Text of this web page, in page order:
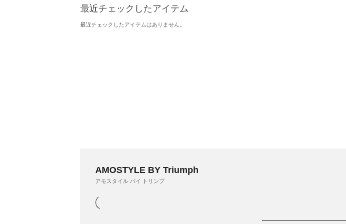
最近チェックしたアイテム
最近チェックしたアイテムはありません。
AMOSTYLE BY Triumph
アモスタイル バイ トリンプ